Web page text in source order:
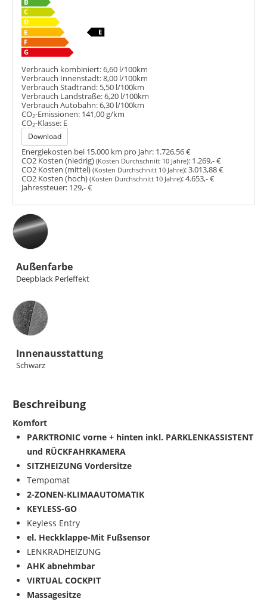
Verbrauch kombiniert:6,60 l/100km
Verbrauch Innenstadt:8,00 l/100km
Verbrauch Stadtrand: 5,50 l/100km
Verbrauch Landstraße:6,20 l/100km
Verbrauch Autobahn:6,30 l/100km
CO2-Emissionen: 141,00 g/km
CO2-Klasse: E
Download
Energiekosten bei 15.000 km pro Jahr: 1.726,56 €
CO2 Kosten (niedrig) (Kosten Durchschnitt 10 Jahre): 1.269,- €
CO2 Kosten (mittel) (Kosten Durchschnitt 10 Jahre):3.013,88 €
CO2 Kosten (hoch) (Kosten Durchschnitt 10 Jahre):4.653,- €
Jahressteuer: 129,- €
Außenfarbe
Deepblack Perleffekt
Innenausstattung
Innenausstattung
Schwarz
Beschreibung
Komfort
PARKTRONIC vorne + hinten inkl. PARKLENKASSISTENT
und RÜCKFAHRKAMERA
SITZHEIZUNG Vordersitze
Tempomat
2-ZONEN-KLIMAAUTOMATIK
KEYLESS-GO
Keyless Entry
el. Heckklappe-Mit Fußsensor
LENKRADHEIZUNG
AHK abnehmbar
VIRTUAL COCKPIT
Massagesitze